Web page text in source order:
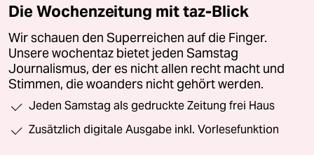
Die Wochenzeitung mit taz-Blick
Wir schauen den Superreichen auf die Finger.
Unsere wochentaz bietet jeden Samstag
Journalismus, der es nicht allen recht macht und
Stimmen, die woanders nicht gehört werden.
Jeden Samstag als gedruckte Zeitung frei Haus
Zusätzlich digitale Ausgabe inkl. Vorlesefunktion